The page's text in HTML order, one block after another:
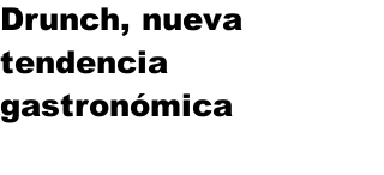
Drunch, nueva
tendencia
gastronómica